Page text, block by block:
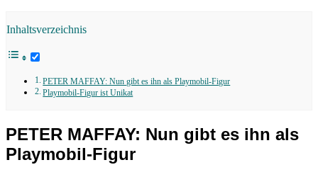
Inhaltsverzeichnis
PETER MAFFAY: Nun gibt es ihn als Playmobil-Figur
Playmobil-Figur ist Unikat
PETER MAFFAY: Nun gibt es ihn als
Playmobil-Figur